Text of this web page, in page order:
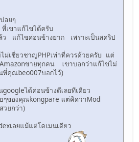
อยๆ
เขาแก้ไขได้ครับ
ว แก้ไขค่อนข้างยาก เพราะเป็นสคริป
ม่เชี่ยวชาญPHPเท่าที่ควรด้วยครับ แต่
ขายทุกคน เขาบอกว่าแก้ไขไม่
ที่คุณbeo007บอกไว้)
ได้ค่อนข้างดีเลยทีเดียว
ๆของคุณkongpare แต่คิดว่าMod
วยกว่า)
เลยแม้แต่โดเมนเดียว